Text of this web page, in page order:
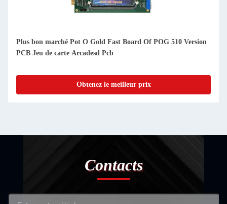
Plus bon marché Pot O Gold Fast Board Of POG 510 Version
PCB Jeu de carte Arcadesd Pcb
Obtenez le meilleur prix
Contacts